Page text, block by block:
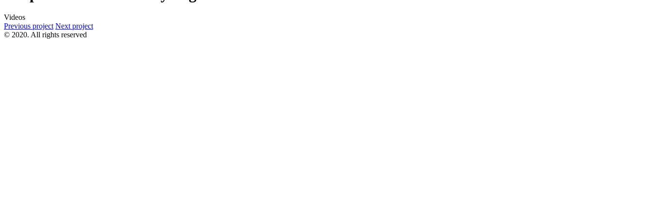
Videos
Previous project Next project
© 2020. All rights reserved